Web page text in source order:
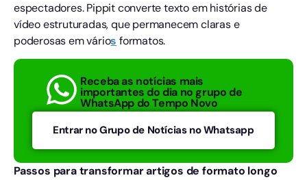
espectadores. Pippit converte texto em histórias de
vídeo estruturadas, que permanecem claras e
poderosas em vários formatos.
Receba as notícias mais
importantes do dia no grupo de
WhatsApp do Tempo Novo
Entrar no Grupo de Notícias no Whatsapp
Passos para transformar artigos de formato longo